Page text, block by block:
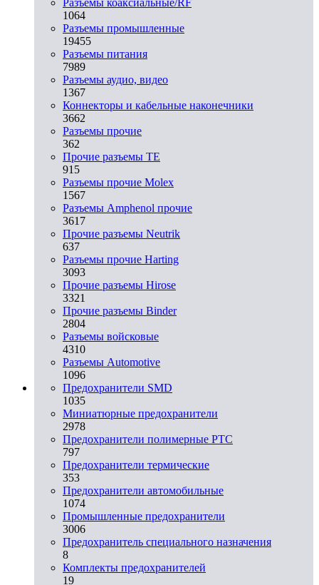
1064
Разъeмы промышленные
19455
Разъeмы питания
7989
Разъeмы аудио, видео
1367
Коннекторы и кабельные наконечники
3662
Разъeмы прочие
362
Прочие разъемы TE
915
Разъемы прочие Molex
1567
Разъемы Amphenol прочие
3617
Прочие разъемы Neutrik
637
Разъемы прочие Harting
3093
Прочие разъемы Hirose
3321
Прочие разъемы Binder
2804
Разъемы войсковые
4310
Разъeмы Automotive
1096
Предохранители SMD
1035
Миниатюрные предохранители
2978
Предохранители полимерные PTC
797
Предохранители термические
353
Предохранители автомобильные
1074
Промышленные предохранители
3006
Предохранитель специального назначения
8
Комплекты предохранителей
19